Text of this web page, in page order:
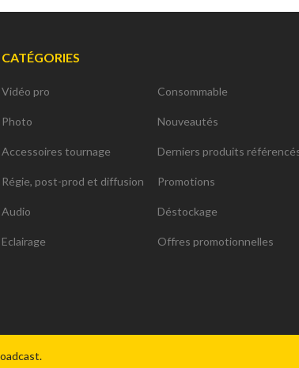
CATÉGORIES
Vidéo pro
Photo
Accessoires tournage
Régie, post-prod et diffusion
Audio
Eclairage
Consommable
Nouveautés
Derniers produits
Promotions
Déstockage
Offres promotionnelles
en garantissant la conformité avec les